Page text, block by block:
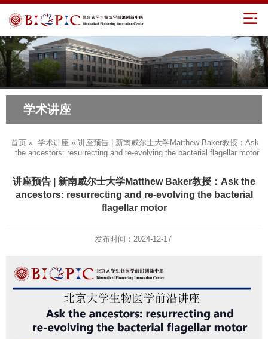
学术讲座
首页 » 学术讲座 » 讲座预告 | 新南威尔士大学Matthew Baker教授：Ask
the ancestors: resurrecting and re-evolving the bacterial flagellar motor
讲座预告 | 新南威尔士大学Matthew Baker教授：Ask the
ancestors: resurrecting and re-evolving the bacterial
flagellar motor
发布时间：2024-12-17